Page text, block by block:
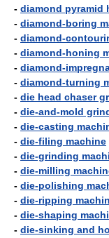
- diamond pyramid
- diamond-boring
- diamond-
- diamond-honing
- diamond-
- diamond-turning
- die head chaser
- die-and-mold
- die-casting
- die-filing machine
- die-grinding
- die-milling
- die-polishing
- die-ripping
- die-shaping
- die-sinking and